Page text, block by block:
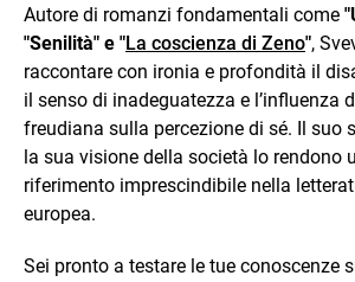
Autore di romanzi fondamentali come
"Senilità" e "La coscienza di Zeno",
raccontare con ironia e profondità il
il senso di inadeguatezza e l’influenza
freudiana sulla percezione di sé. Il suo
la sua visione della società lo rendono
riferimento imprescindibile nella
europea.
Sei pronto a testare le tue conoscenze